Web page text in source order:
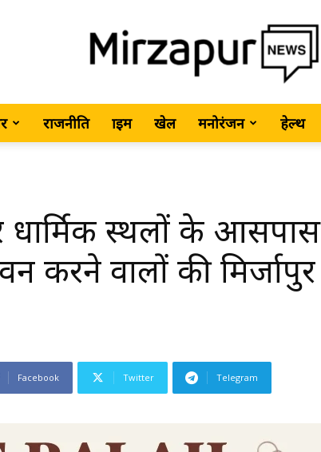
MirzapurNews.com
•
News,
राजनीति क्राइम खेल मनोरंजन हेल्थ
स्थलों के आसपास
करने वालों की मिर्जापुर
Facebook Twitter Telegram